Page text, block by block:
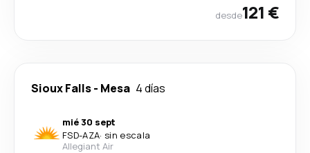
desde121 €
Sioux Falls- Mesa 4 días
mié 30 sept
FSD-AZA· sin escala
Allegiant Air